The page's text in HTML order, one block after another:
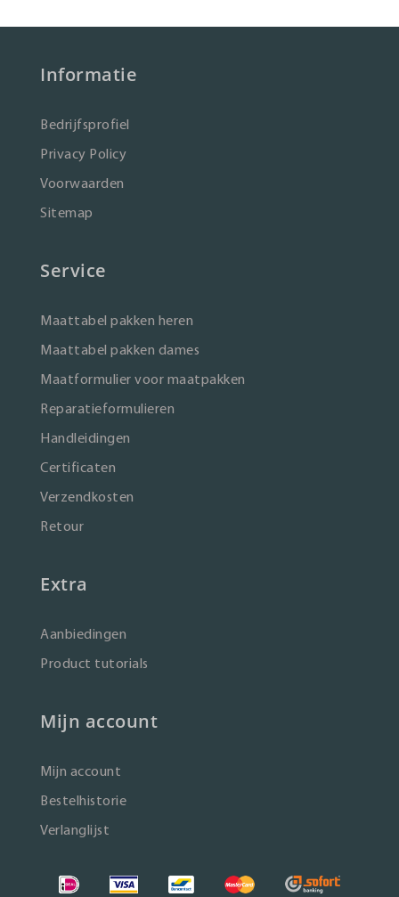
Informatie
Bedrijfsprofiel
Privacy Policy
Voorwaarden
Sitemap
Service
Maattabel pakken heren
Maattabel pakken dames
Maatformulier voor maatpakken
Reparatieformulieren
Handleidingen
Certificaten
Verzendkosten
Retour
Extra
Aanbiedingen
Product tutorials
Mijn account
Mijn account
Bestelhistorie
Verlanglijst